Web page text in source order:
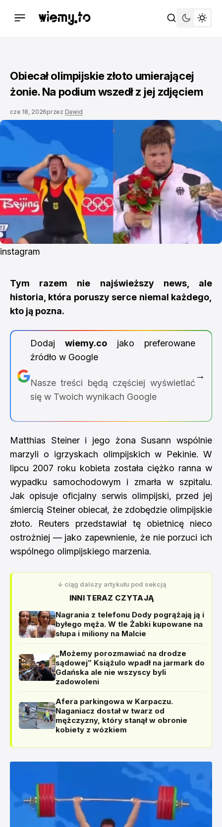
Obiecał olimpijskie złoto umierającej
żonie. Na podium wszedł z jej zdjęciem
cze 18, 2026przez Dawid
instagram
Tym razem nie najświeższy news, ale
historia, która poruszy serce niemal każdego,
kto ją pozna.
Dodaj wiemy.cojako preferowane
źródło w Google
Nasze treści będą częściej wyświetlać
się w Twoich wynikach Google
→
Matthias Steiner i jego żona Susann wspólnie
marzyli o igrzyskach olimpijskich w Pekinie. W
lipcu 2007 roku kobieta została ciężko ranna w
wypadku samochodowym i zmarła w szpitalu.
Jak opisuje oficjalny serwis olimpijski, przed jej
śmiercią Steiner obiecał, że zdobędzie olimpijskie
złoto. Reuters przedstawiał tę obietnicę nieco
ostrożniej — jako zapewnienie, że nie porzuci ich
wspólnego olimpijskiego marzenia.
↓ ciąg dalszy artykułu pod sekcją
INNI TERAZ CZYTAJĄ
Nagrania z telefonu Dody pogrążają ją i
byłego męża. W tle Żabki kupowane na
słupa i miliony na Malcie
„Możemy porozmawiać na drodze
sądowej” Książulo wpadł na jarmark do
Gdańska ale nie wszyscy byli
zadowoleni
Afera parkingowa w Karpaczu.
Naganiacz dostał w twarz od
mężczyzny, który stanął w obronie
kobiety z wózkiem